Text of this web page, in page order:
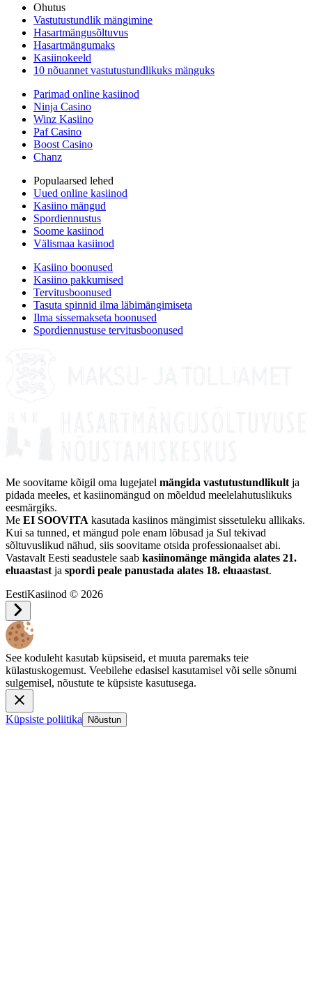
Ohutus
Vastutustundlik mängimine
Hasartmängusõltuvus
Hasartmängumaks
Kasiinokeeld
10 nõuannet vastutustundlikuks mänguks
Parimad online kasiinod
Ninja Casino
Winz Kasiino
Paf Casino
Boost Casino
Chanz
Populaarsed lehed
Uued online kasiinod
Kasiino mängud
Spordiennustus
Soome kasiinod
Välismaa kasiinod
Kasiino boonused
Kasiino pakkumised
Tervitusboonused
Tasuta spinnid ilma läbimängimiseta
Ilma sissemakseta boonused
Spordiennustuse tervitusboonused
Me soovitame kõigil oma lugejatel mängida vastutustundlikult ja
pidada meeles, et kasiinomängud on mõeldud meelelahutuslikuks
eesmärgiks.
Me EI SOOVITA kasutada kasiinos mängimist sissetuleku allikaks.
Kui sa tunned, et mängud pole enam lõbusad ja Sul tekivad
sõltuvuslikud nähud, siis soovitame otsida professionaalset abi.
Vastavalt Eesti seadustele saab kasiinomänge mängida alates 21.
eluaastast ja spordi peale panustada alates 18. eluaastast.
EestiKasiinod © 2026
See koduleht kasutab küpsiseid, et muuta paremaks teie
külastuskogemust. Veebilehe edasisel kasutamisel või selle sõnumi
sulgemisel, nõustute te küpsiste kasutusega.
Küpsiste poliitika Nõustun